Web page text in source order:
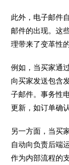
此外，电子邮件
邮件的出现。这
理带来了变革性
例如，当买家通
向买家发送包含
子邮件。事务性
更新，如订单确
另一方面，当买
自动向负责后端
作为内部流程的